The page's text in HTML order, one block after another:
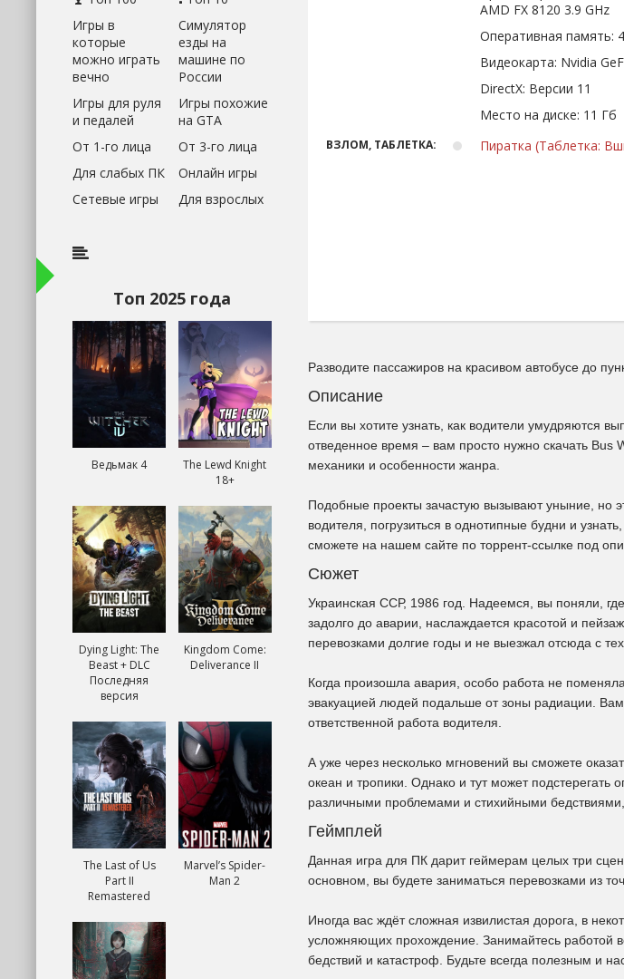
AMD FX 8120 3.9 GHz
Оперативная память:
Видеокарта: Nvidia
DirectX: Версии 11
Место на диске: 11 Гб
ВЗЛОМ, ТАБЛЕТКА: Пиратка (Таблетка:
Разводите пассажиров на красивом автобусе до
Описание
Если вы хотите узнать, как водители умудряются
отведенное время – вам просто нужно скачать
механики и особенности жанра.
Подобные проекты зачастую вызывают уныние, но
водителя, погрузиться в однотипные будни и
сможете на нашем сайте по торрент-ссылке под
Сюжет
Украинская ССР, 1986 год. Надеемся, вы поняли,
задолго до аварии, наслаждается красотой и
перевозками долгие годы и не выезжал отсюда с
Когда произошла авария, особо работа не
эвакуацией людей подальше от зоны радиации.
ответственной работа водителя.
А уже через несколько мгновений вы сможете
океан и тропики. Однако и тут может
различными проблемами и стихийными
Геймплей
Данная игра для ПК дарит геймерам целых три
основном, вы будете заниматься перевозками из
Иногда вас ждёт сложная извилистая дорога, в
усложняющих прохождение. Занимайтесь работой
бедствий и катастроф. Будьте всегда полезным и
Игры в
которые
можно играть
вечно
Симулятор
езды на
машине по
России
Игры для руля
и педалей
Игры похожие
на GTA
От 1-го лица
От 3-го лица
Для слабых ПК
Онлайн игры
Сетевые игры
Для взрослых
Топ 2025 года
Ведьмак 4
The Lewd Knight
18+
Dying Light: The
Beast + DLC
Последняя
версия
Kingdom Come:
Deliverance II
The Last of Us
Part II
Remastered
Marvel’s Spider-
Man 2